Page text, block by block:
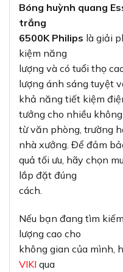
Bóng huỳnh quang
trắng
6500K Philips là giải
kiệm năng
lượng và có tuổi thọ
lượng ánh sáng tuyệt
khả năng tiết kiệm
tưởng cho nhiều
từ văn phòng, trường
nhà xưởng. Để đảm
quả tối ưu, hãy chọn
lắp đặt đúng
cách.
Nếu bạn đang tìm
lượng cao cho
không gian của mình,
VIKI qua